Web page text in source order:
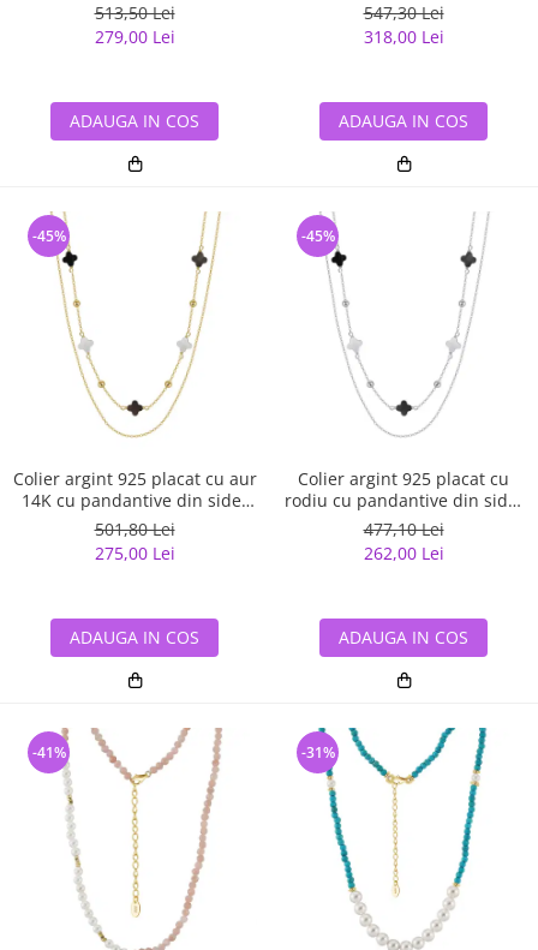
513,50 Lei
279,00 Lei
ADAUGA IN COS
547,30 Lei
318,00 Lei
ADAUGA IN COS
Colier argint 925 placat cu aur
14K cu pandantive din sidef
Trifoi cu Patru Foi
501,80 Lei
275,00 Lei
-45%
ADAUGA IN COS
Colier argint 925 placat cu
rodiu cu pandantive din sidef
Trifoi cu Patru Foi
477,10 Lei
262,00 Lei
-45%
ADAUGA IN COS
-41% -31%